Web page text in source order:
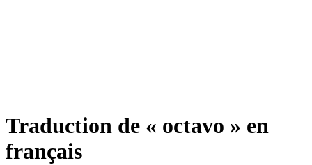
Traduction de « octavo » en
français